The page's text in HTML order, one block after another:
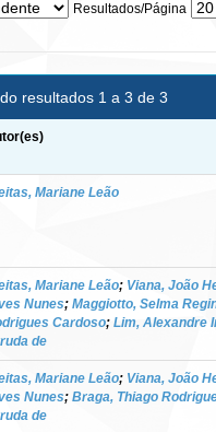
Resultados/Página
resultados 1 a 3 de 3
Mariane Leão
Mariane Leão; Viana, João
Nunes; Maggiotto, Selma
Cardoso; Lim, Alexandre
de
Mariane Leão; Viana, João
Nunes; Braga, Thiago
de